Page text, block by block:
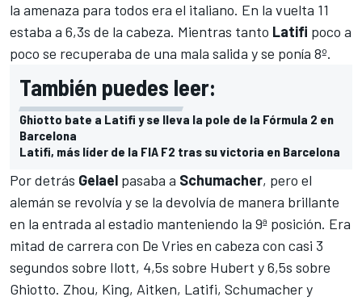
la amenaza para todos era el italiano. En la vuelta 11
estaba a 6,3s de la cabeza. Mientras tanto Latifi poco a
poco se recuperaba de una mala salida y se ponía 8º.
También puedes leer:
Ghiotto bate a Latifi y se lleva la pole de la Fórmula 2 en
Barcelona
Latifi, más líder de la FIA F2 tras su victoria en Barcelona
Por detrás Gelael pasaba a Schumacher, pero el
alemán se revolvía y se la devolvía de manera brillante
en la entrada al estadio manteniendo la 9ª posición. Era
mitad de carrera con De Vries en cabeza con casi 3
segundos sobre Ilott, 4,5s sobre Hubert y 6,5s sobre
Ghiotto. Zhou, King, Aitken, Latifi, Schumacher y